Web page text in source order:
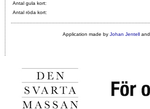
Antal gula kort:
Antal röda kort:
Application made by Johan Jentelland